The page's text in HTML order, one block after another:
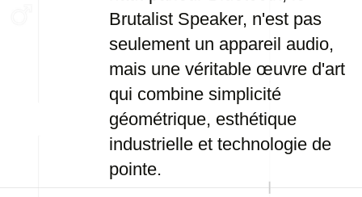
Brutalist Speaker, n'est pas
seulement un appareil audio,
mais une véritable œuvre d'art
qui combine simplicité
géométrique, esthétique
industrielle et technologie de
pointe.